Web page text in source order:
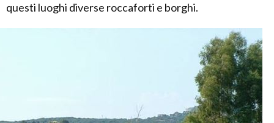
questi luoghi diverse roccaforti e borghi.